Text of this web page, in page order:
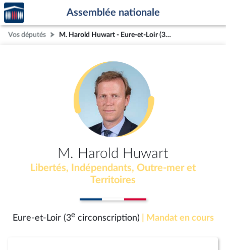
Aller au contenu
Aller en bas de la page
Accèder
à la
page
d'accueil
Assemblée nationale
Vos députés M. Harold Huwart - Eure-et-Loir (3e circonscription)
M. Harold Huwart
Libertés, Indépendants, Outre-mer et
Territoires
Eure-et-Loir (3ecirconscription) | Mandat en cours